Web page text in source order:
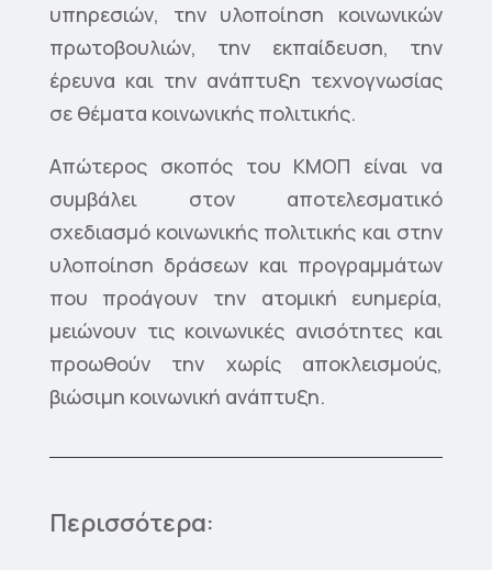
υπηρεσιών, την υλοποίηση κοινωνικών
πρωτοβουλιών, την εκπαίδευση, την
έρευνα και την ανάπτυξη τεχνογνωσίας
σε θέματα κοινωνικής πολιτικής.
Απώτερος σκοπός του ΚΜΟΠ είναι να
συμβάλει στον αποτελεσματικό
σχεδιασμό κοινωνικής πολιτικής και στην
υλοποίηση δράσεων και προγραμμάτων
που προάγουν την ατομική ευημερία,
μειώνουν τις κοινωνικές ανισότητες και
προωθούν την χωρίς αποκλεισμούς,
βιώσιμη κοινωνική ανάπτυξη.
Περισσότερα: